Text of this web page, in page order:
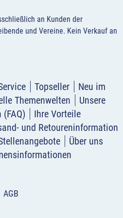
an Kunden der
und Vereine. Kein Verkauf an
Topseller
Neu im
Themenwelten
Unsere
Ihre Vorteile
und Retoureninformation
Über uns
AGB